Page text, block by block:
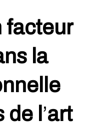
facteur
la
l ’art